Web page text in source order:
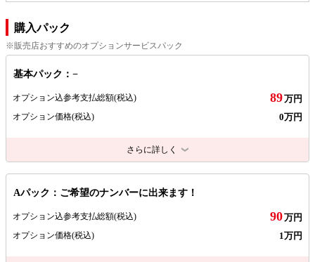
購入パック
※販売店おすすめのオプションサービスパック
基本パック：−
オプション込参考支払総額(税込) 89万円
オプション価格(税込) 0万円
さらに詳しく
Aパック：ご希望のナンバーに出来ます！
オプション込参考支払総額(税込) 90万円
オプション価格(税込) 1万円